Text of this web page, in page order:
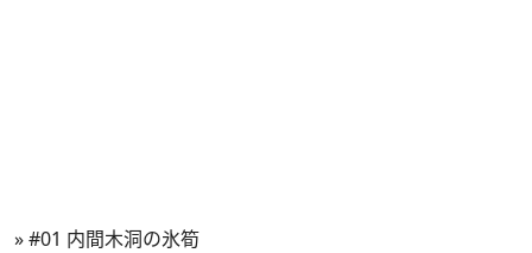
»#01 内間木洞の氷筍